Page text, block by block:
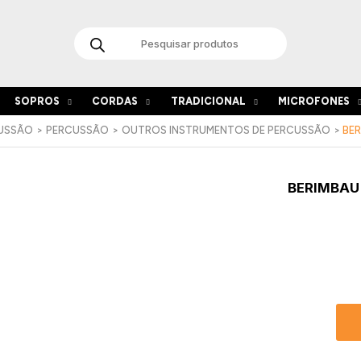
search
SOPROS CORDAS TRADICIONAL MICROFONES
PERCUSSÃO OUTROS INSTRUMENTOS DE PERCUSSÃO
de